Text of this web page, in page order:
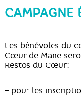
CAMPAGNE
Les bénévoles du
Cœur de Mane
Restos du Cœur:
– pour les